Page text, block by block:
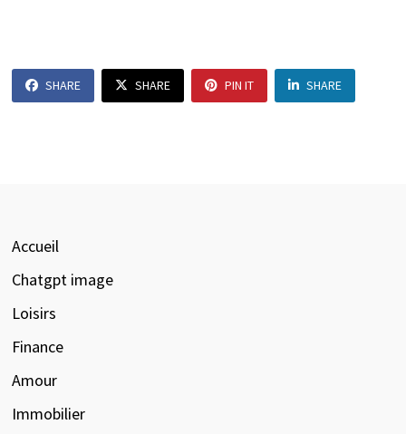
SHARE SHARE PIN IT SHARE
Accueil
Chatgpt image
Loisirs
Finance
Amour
Immobilier